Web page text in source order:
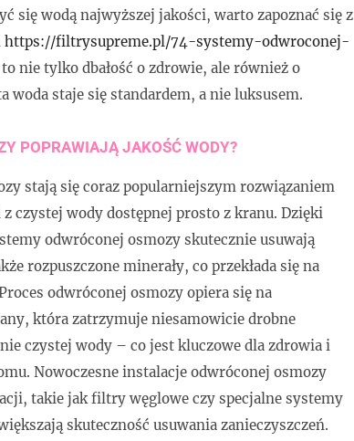
się wodą najwyższej jakości, warto zapoznać się z
https://filtrysupreme.pl/74-systemy-odwroconej-
nie tylko dbałość o zdrowie, ale również o
staje się standardem, a nie luksusem.
POPRAWIAJĄ JAKOŚĆ WODY?
stają się coraz popularniejszym rozwiązaniem
czystej wody dostępnej prosto z kranu. Dzięki
odwróconej osmozy skutecznie usuwają
rozpuszczone minerały, co przekłada się na
odwróconej osmozy opiera się na
która zatrzymuje niesamowicie drobne
czystej wody – co jest kluczowe dla zdrowia i
Nowoczesne instalacje odwróconej osmozy
takie jak filtry węglowe czy specjalne systemy
skuteczność usuwania zanieczyszczeń.